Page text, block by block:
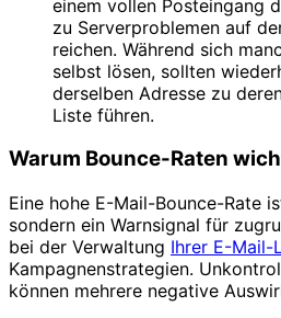
einem vollen Posteingang
zu Serverproblemen auf
reichen. Während sich
selbst lösen, sollten
derselben Adresse zu
Liste führen.
Warum Bounce-Raten
Eine hohe E-Mail-Bounce-Rate
sondern ein Warnsignal für
bei der Verwaltung Ihrer E-Mail-
Kampagnenstrategien.
können mehrere negative